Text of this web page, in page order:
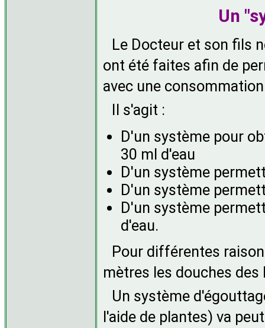
Un
Le Docteur et son fils
ont été faites afin de
avec une
Il s'agit :
D'un système pour
30 ml d'eau
D'un système
D'un système
D'un système
d'eau.
Pour différentes
mètres les douches des
Un système
l'aide de plantes) va